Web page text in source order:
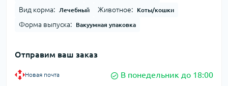
Вид корма: Лечебный Животное: Коты/кошки
Форма выпуска: Вакуумная упаковка
Отправим ваш заказ
Новая почта В понедельник до 18:00